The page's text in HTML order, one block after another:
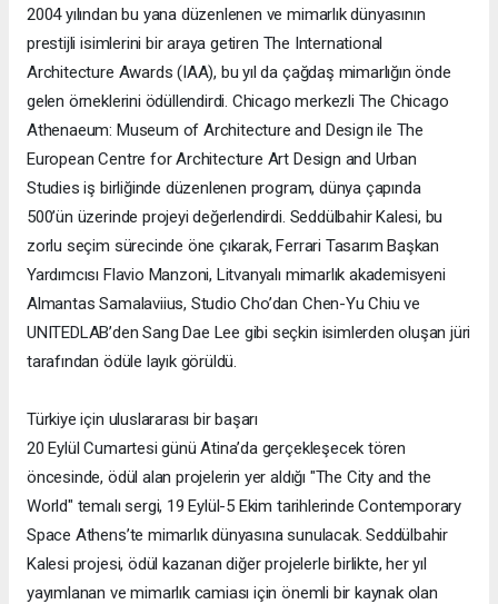
2004 yılından bu yana düzenlenen ve mimarlık dünyasının
prestijli isimlerini bir araya getiren The International
Architecture Awards (IAA), bu yıl da çağdaş mimarlığın önde
gelen örneklerini ödüllendirdi. Chicago merkezli The Chicago
Athenaeum: Museum of Architecture and Design ile The
European Centre for Architecture Art Design and Urban
Studies iş birliğinde düzenlenen program, dünya çapında
500’ün üzerinde projeyi değerlendirdi. Seddülbahir Kalesi, bu
zorlu seçim sürecinde öne çıkarak, Ferrari Tasarım Başkan
Yardımcısı Flavio Manzoni, Litvanyalı mimarlık akademisyeni
Almantas Samalaviius, Studio Cho’dan Chen-Yu Chiu ve
UNITEDLAB’den Sang Dae Lee gibi seçkin isimlerden oluşan jüri
tarafından ödüle layık görüldü.
Türkiye için uluslararası bir başarı
20 Eylül Cumartesi günü Atina’da gerçekleşecek tören
öncesinde, ödül alan projelerin yer aldığı "The City and the
World" temalı sergi, 19 Eylül-5 Ekim tarihlerinde Contemporary
Space Athens’te mimarlık dünyasına sunulacak. Seddülbahir
Kalesi projesi, ödül kazanan diğer projelerle birlikte, her yıl
yayımlanan ve mimarlık camiası için önemli bir kaynak olan